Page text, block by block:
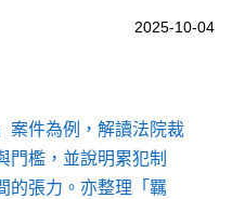
2025-10-04
案件為例，解讀法院裁
門檻，並說明累犯制
的張力。亦整理「羈